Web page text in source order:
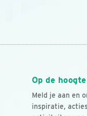
Op de
Meld je aan en
inspiratie,